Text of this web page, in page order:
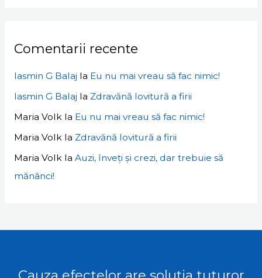
Comentarii recente
Iasmin G Balaj la Eu nu mai vreau să fac nimic!
Iasmin G Balaj la Zdravănă lovitură a firii
Maria Volkla Eu nu mai vreau să fac nimic!
Maria Volkla Zdravănă lovitură a firii
Maria Volk la Auzi, înveți și crezi, dar trebuie să
mănânci!